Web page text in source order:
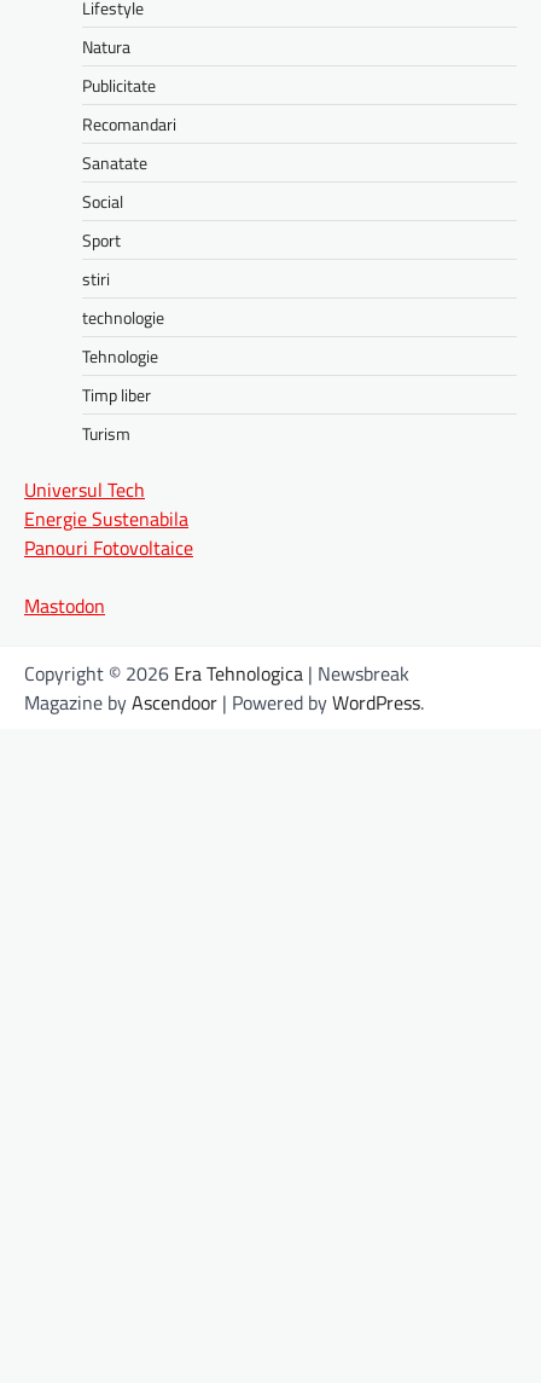
Lifestyle
Natura
Publicitate
Recomandari
Sanatate
Social
Sport
stiri
technologie
Tehnologie
Timp liber
Turism
Universul Tech
Energie Sustenabila
Panouri Fotovoltaice
Mastodon
Copyright © 2026 Era Tehnologica | Newsbreak
Magazine byAscendoor | Powered byWordPress.